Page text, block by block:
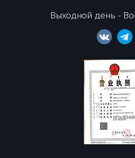
Выходной день -